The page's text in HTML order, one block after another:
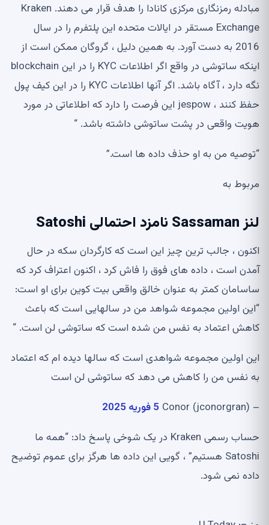
مبادله رمزنگاری مرکزی کانادا را هدف قرار می دهند. Kraken
Exchange مستقر در ایالات متحده این پلتفرم را در سال
2016 به دست آورد. به همین دلیل ، گروگان ممکن است از
اینکه ساتوشی در واقع اگر اطلاعات KYC را در این blockchain
نگه دارد ، آگاه باشد. اگر آنها اطلاعات KYC را در این کیف پول
حفظ کنند ، jespow این فرصت را دارد که اطلاعاتی در مورد
هویت واقعی در پشت ساتوشی داشته باشد. “
“توصیه من به او حذف داده ها است.”
مربوط به
لنز Sassaman نامزد احتمالی Satoshi
اکنون ، جالب ترین چیز این است که کارگردان سکه در حال
آمدن است ، داده های فوق را فاش کرد ، اکنون اعتراف کرد که
ساسامان کمتر به عنوان خالق واقعی بیت کوین برای او است:
“این اولین مجموعه شواهد من در سالهایی است که باعث
کاهش اعتماد به نفس من شده است که ساتوشی لن است. “
این اولین مجموعه شواهدی است که سالها دیده ام که اعتماد
به نفس من را کاهش می دهد که ساتوشی لن است
– Conor (jconorgran)
5 فوریه 2025
حساب رسمی Kraken در یک شوخی پاسخ داد: “همه ما
Satoshi هستیم” ، گویی این داده ها هرگز برای عموم توضیح
داده نمی شود.